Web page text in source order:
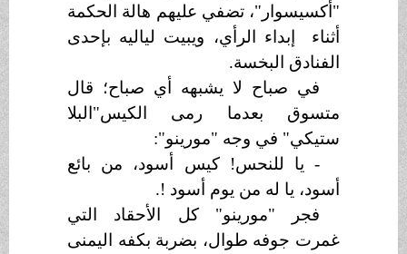
"أكسيسوار"، تضفي عليهم هالة الحكمة
أثناء إبداء الرأي، ويبيت لياليه بإحدى
الفنادق البخسة.
في صباح لا يشبهه أي صباح؛ قال
متسوق بعدما رمى الكيس"البلا
ستيكي" في وجه "مورينو":
- يا للنحس!كيس أسود، من بائع
أسود، يا له من يوم أسود!
.
فجر "مورينو" كل الأحقاد التي
غمرت جوفه طوال، بضربة بكفه اليمنى